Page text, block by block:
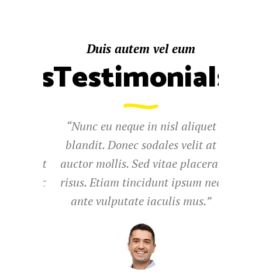
Duis autem vel eum
Testimonials
“Nunc eu neque in nisl aliquet
blandit. Donec sodales velit at
auctor mollis. Sed vitae placerat
risus. Etiam tincidunt ipsum nec
ante vulputate iaculis mus.”